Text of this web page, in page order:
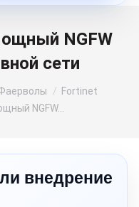
NGFW
сети
Fortinet
NGFW…
внедрение